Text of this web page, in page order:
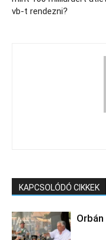
vb-t rendezni?
KAPCSOLÓDÓ CIKKEK